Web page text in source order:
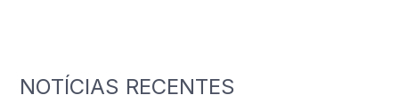
NOTÍCIAS RECENTES